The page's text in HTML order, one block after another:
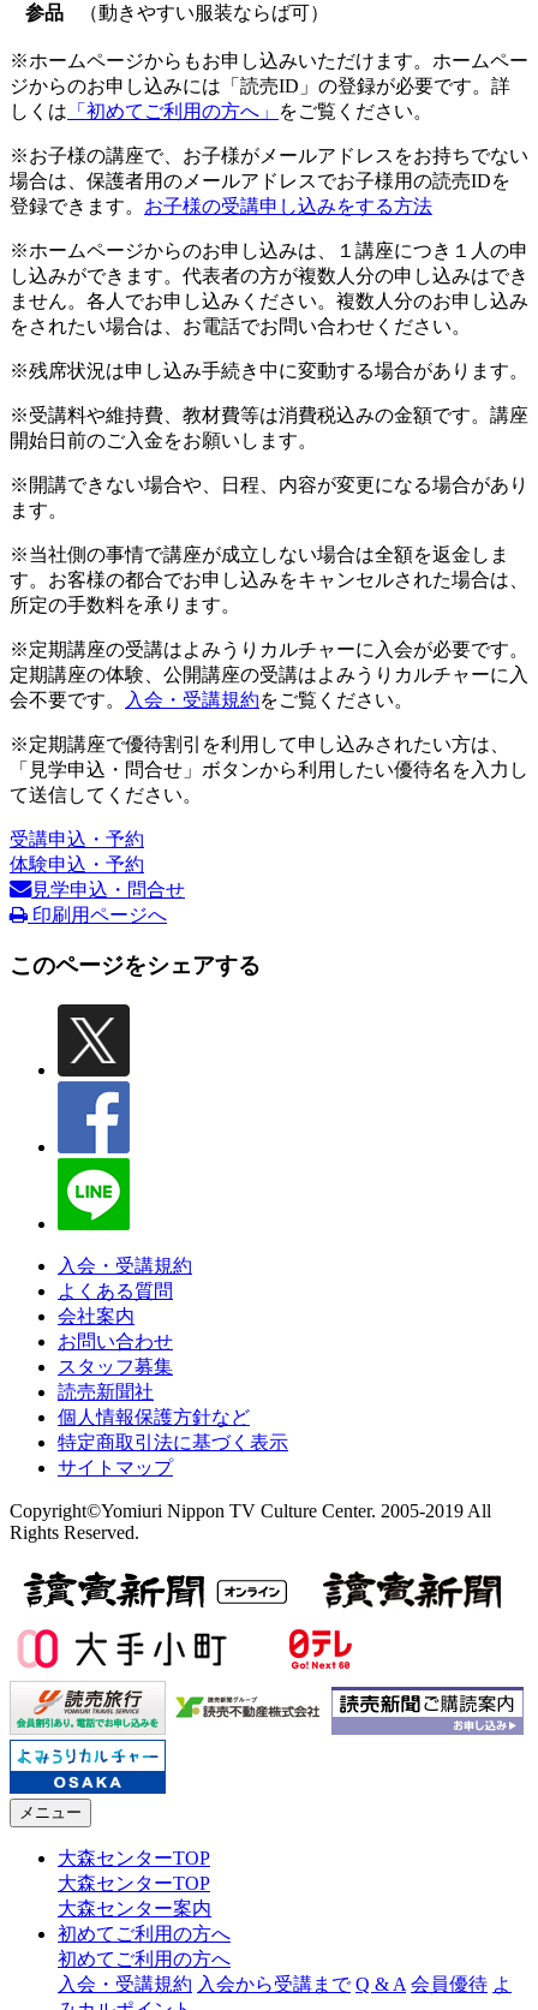
参品
（動きやすい服装ならば可）
※ホームページからもお申し込みいただけます。ホームペー
ジからのお申し込みには「読売ID」の登録が必要です。詳
しくは 「初めてご利用の方へ」 をご覧ください。
※お子様の講座で、お子様がメールアドレスをお持ちでない
場合は、保護者用のメールアドレスでお子様用の読売IDを
登録できます。 お子様の受講申し込みをする方法
※ホームページからのお申し込みは、１講座につき１人の申
し込みができます。代表者の方が複数人分の申し込みはでき
ません。各人でお申し込みください。複数人分のお申し込み
をされたい場合は、お電話でお問い合わせください。
※残席状況は申し込み手続き中に変動する場合があります。
※受講料や維持費、教材費等は消費税込みの金額です。講座
開始日前のご入金をお願いします。
※開講できない場合や、日程、内容が変更になる場合があり
ます。
※当社側の事情で講座が成立しない場合は全額を返金しま
す。お客様の都合でお申し込みをキャンセルされた場合は、
所定の手数料を承ります。
※定期講座の受講はよみうりカルチャーに入会が必要です。
定期講座の体験、公開講座の受講はよみうりカルチャーに入
会不要です。
入会・受講規約をご覧ください。
※定期講座で優待割引を利用して申し込みされたい方は、
「見学申込・問合せ」ボタンから利用したい優待名を入力し
て送信してください。
受講申込・予約
体験申込・予約
見学申込・問合せ
印刷用ページへ
このページをシェアする
入会・受講規約
よくある質問
会社案内
お問い合わせ
スタッフ募集
読売新聞社
個人情報保護方針など
特定商取引法に基づく表示
サイトマップ
Copyright©Yomiuri Nippon TV Culture Center. 2005-2019 All
Rights Reserved.
メニュー
大森センターTOP
大森センターTOP
大森センター案内
初めてご利用の方へ
初めてご利用の方へ
入会・受講規約 入会から受講まで Q & A 会員優待 よ